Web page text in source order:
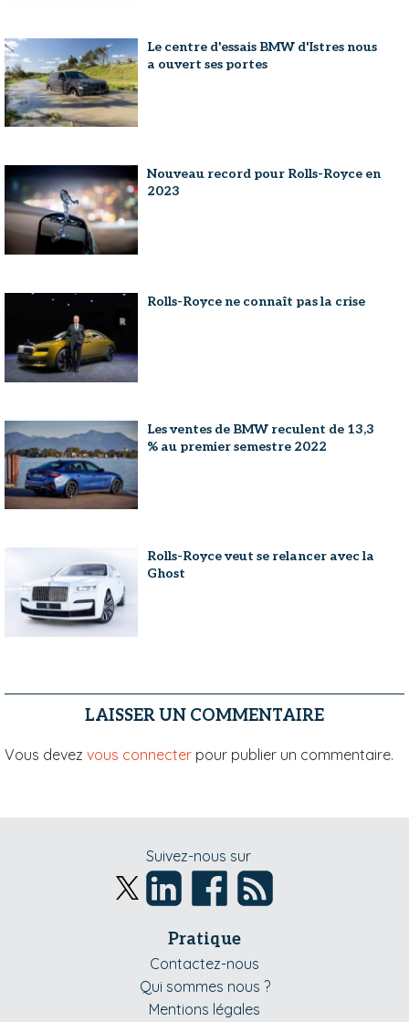
Le centre d'essais BMW d'Istres nous
a ouvert ses portes
Nouveau record pour Rolls-Royce en
2023
Rolls-Royce ne connaît pas la crise
Les ventes de BMW reculent de 13,3
% au premier semestre 2022
Rolls-Royce veut se relancer avec la
Ghost
LAISSER UN COMMENTAIRE
Vous devez vous connecter pour publier un commentaire.
Suivez-nous sur
Pratique
Contactez-nous
Qui sommes nous ?
Mentions légales